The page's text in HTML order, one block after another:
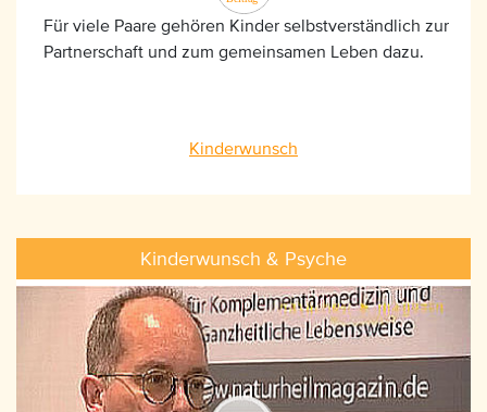
Für viele Paare gehören Kinder selbstverständlich zur
Partnerschaft und zum gemeinsamen Leben dazu.
Kinderwunsch
Kinderwunsch & Psyche